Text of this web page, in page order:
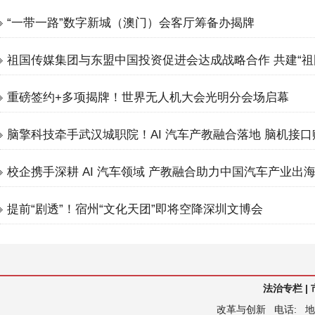
“一带一路”数字新城（澳门）会客厅筹备办揭牌
祖国传媒集团与东盟中国投资促进会达成战略合作 共建“
重磅签约+多项揭牌！世界无人机大会光明分会场启幕
脑擎科技牵手武汉城职院！AI 汽车产教融合落地 脑机接
校企携手深耕 AI 汽车领域 产教融合助力中国汽车产业出海
提前“剧透”！宿州“文化天团”即将空降深圳文博会
法治专栏 |
改革与创新
电话: